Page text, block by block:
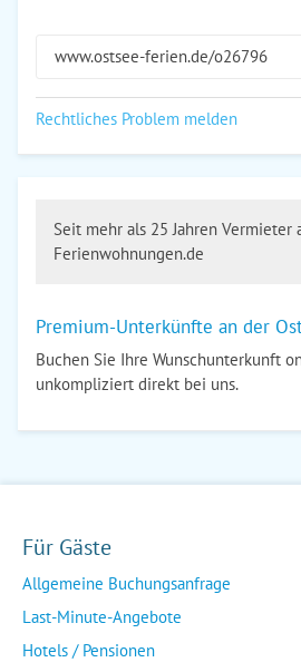
www.ostsee-ferien.de/o26796
Rechtliches Problem melden
Seit mehr als 25 Jahren Vermieter
Ferienwohnungen.de
Premium-Unterkünfte an der
Buchen Sie Ihre Wunschunterkunft
unkompliziert direkt bei uns.
Für Gäste
Allgemeine Buchungsanfrage
Last-Minute-Angebote
Hotels / Pensionen